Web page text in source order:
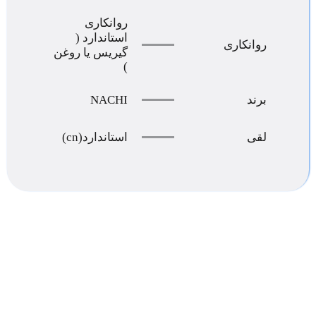
روانکاری
روانکاری
استاندارد (
گیریس یا روغن
)
برند NACHI
لقی استاندارد(cn)